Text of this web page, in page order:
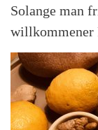
Solange man
willkommener